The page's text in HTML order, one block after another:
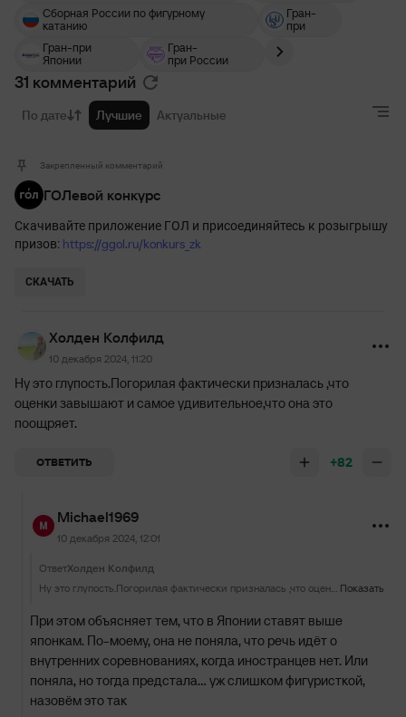
Сборная России по фигурному
катанию
Гран-
при
Гран-при
Японии
Гран-
при России
31 комментарий
По дате Лучшие Актуальные
Закрепленный комментарий
ГОЛевой конкурс
Скачивайте приложение ГОЛ и присоединяйтесь к розыгрышу
призов: https://ggol.ru/konkurs_zk
СКАЧАТЬ
Холден Колфилд
10 декабря 2024, 11:20
Ну это глупость.Погорилая фактически призналась ,что
оценки завышают и самое удивительное,что она это
поощряет.
ОТВЕТИТЬ +82
Michael1969
10 декабря 2024, 12:01
ОтветХолден Колфилд
Показать
При этом объясняет тем, что в Японии ставят выше
японкам. По-моему, она не поняла, что речь идёт о
внутренних соревнованиях, когда иностранцев нет. Или
поняла, но тогда предстала... уж слишком фигуристкой,
назовём это так